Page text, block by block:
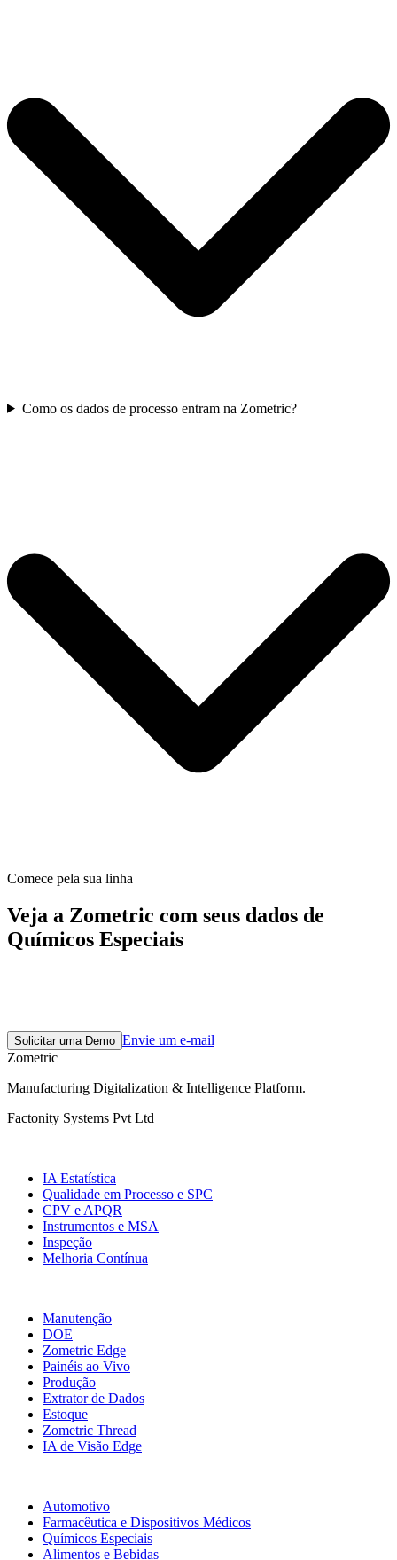
Como os dados de processo entram na Zometric?
Comece pela sua linha
Veja a Zometric com seus dados de
Químicos Especiais
Solicitar uma Demo Envie um e-mail
Zometric
Manufacturing Digitalization & Intelligence Platform.
Factonity Systems Pvt Ltd
IA Estatística
Qualidade em Processo e SPC
CPV e APQR
Instrumentos e MSA
Inspeção
Melhoria Contínua
Manutenção
DOE
Zometric Edge
Painéis ao Vivo
Produção
Extrator de Dados
Estoque
Zometric Thread
IA de Visão Edge
Automotivo
Farmacêutica e Dispositivos Médicos
Químicos Especiais
Alimentos e Bebidas